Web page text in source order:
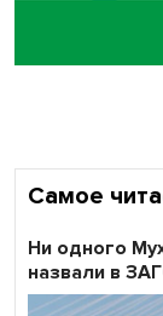
Кибертанки
Самое
Ни одного
назвали в